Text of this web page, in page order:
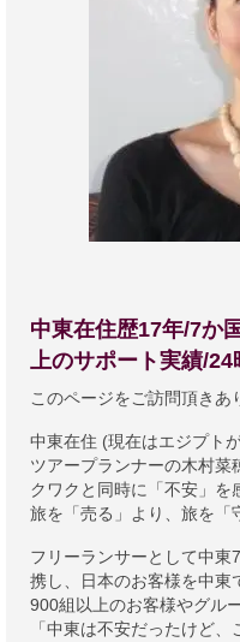
中東在住歴17年/7か
上のサポート実績/24
このページをご訪問頂きあ
中東在住 (現在はエジプト
ツアープランナーの木村菜
クワクと同時に「不安」を
旅を「売る」より、旅を「
フリーランサーとして中東
携し、日本のお客様を中東
900組以上のお客様やグル
「中東は不安だったけど